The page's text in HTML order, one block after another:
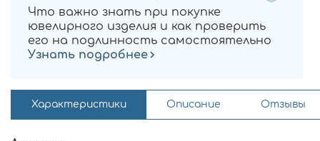
Что важно знать при покупке
ювелирного изделия и как проверить
его на подлинность самостоятельно
Узнать подробнее
Характеристики Описание Отзывы